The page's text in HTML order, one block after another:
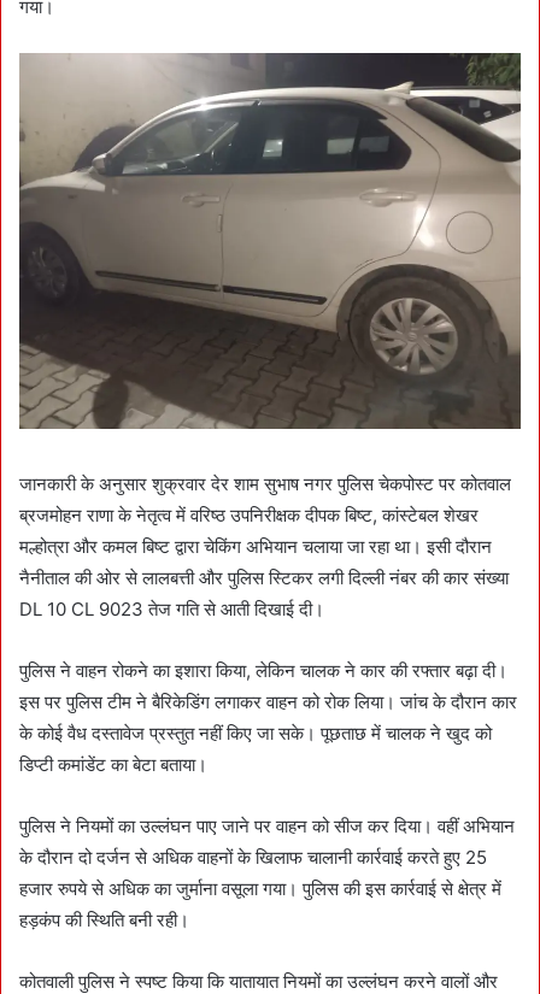
गया।
जानकारी के अनुसार शुक्रवार देर शाम सुभाष नगर पुलिस चेकपोस्ट पर कोतवाल
ब्रजमोहन राणा के नेतृत्व में वरिष्ठ उपनिरीक्षक दीपक बिष्ट, कांस्टेबल शेखर
मल्होत्रा और कमल बिष्ट द्वारा चेकिंग अभियान चलाया जा रहा था। इसी दौरान
नैनीताल की ओर से लालबत्ती और पुलिस स्टिकर लगी दिल्ली नंबर की कार संख्या
DL 10 CL 9023 तेज गति से आती दिखाई दी।
पुलिस ने वाहन रोकने का इशारा किया, लेकिन चालक ने कार की रफ्तार बढ़ा दी।
इस पर पुलिस टीम ने बैरिकेडिंग लगाकर वाहन को रोक लिया। जांच के दौरान कार
के कोई वैध दस्तावेज प्रस्तुत नहीं किए जा सके। पूछताछ में चालक ने खुद को
डिप्टी कमांडेंट का बेटा बताया।
पुलिस ने नियमों का उल्लंघन पाए जाने पर वाहन को सीज कर दिया। वहीं अभियान
के दौरान दो दर्जन से अधिक वाहनों के खिलाफ चालानी कार्रवाई करते हुए 25
हजार रुपये से अधिक का जुर्माना वसूला गया। पुलिस की इस कार्रवाई से क्षेत्र में
हड़कंप की स्थिति बनी रही।
कोतवाली पुलिस ने स्पष्ट किया कि यातायात नियमों का उल्लंघन करने वालों और